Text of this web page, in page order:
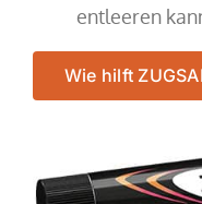
entleeren
Wie hilft